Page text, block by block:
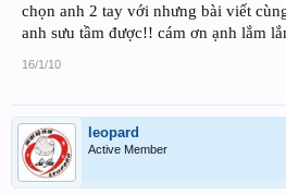
chọn anh 2 tay với nhưng bài viết
anh sưu tầm được!! cám ơn ạnh lắm
16/1/10
leopard
Active Member